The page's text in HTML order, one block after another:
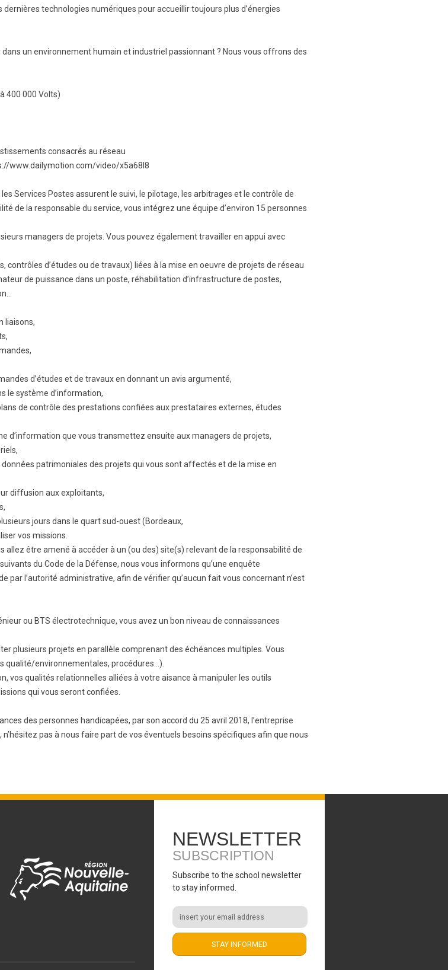
technologies numériques pour accueillir toujours plus d’énergies
un environnement humain et industriel passionnant ? Nous vous offrons des
400 000 Volts)
consacrés au réseau
www.dailymotion.com/video/x5a68l8
Services Postes assurent le suivi, le pilotage, les arbitrages et le contrôle de
de la responsable du service, vous intégrez une équipe d’environ 15 personnes
managers de projets. Vous pouvez également travailler en appui avec
d’études ou de travaux) liées à la mise en oeuvre de projets de réseau
de puissance dans un poste, réhabilitation d’infrastructure de postes,
liaisons,
d’études et de travaux en donnant un avis argumenté,
le système d’information,
de contrôle des prestations confiées aux prestataires externes, études
d’information que vous transmettez ensuite aux managers de projets,
patrimoniales des projets qui vous sont affectés et de la mise en
diffusion aux exploitants,
jours dans le quart sud-ouest (Bordeaux,
vos missions.
allez être amené à accéder à un (ou des) site(s) relevant de la responsabilité de
du Code de la Défense, nous vous informons qu’une enquête
par l’autorité administrative, afin de vérifier qu’aucun fait vous concernant n’est
ou BTS électrotechnique, vous avez un bon niveau de connaissances
plusieurs projets en parallèle comprenant des échéances multiples. Vous
qualité/environnementales, procédures…).
vos qualités relationnelles alliées à votre aisance à manipuler les outils
qui vous seront confiées.
des personnes handicapées, par son accord du 25 avril 2018, l’entreprise
pas à nous faire part de vos éventuels besoins spécifiques afin que nous
NEWSLETTER
SUBSCRIPTION
Subscribe to the school newsletter
to stay informed.